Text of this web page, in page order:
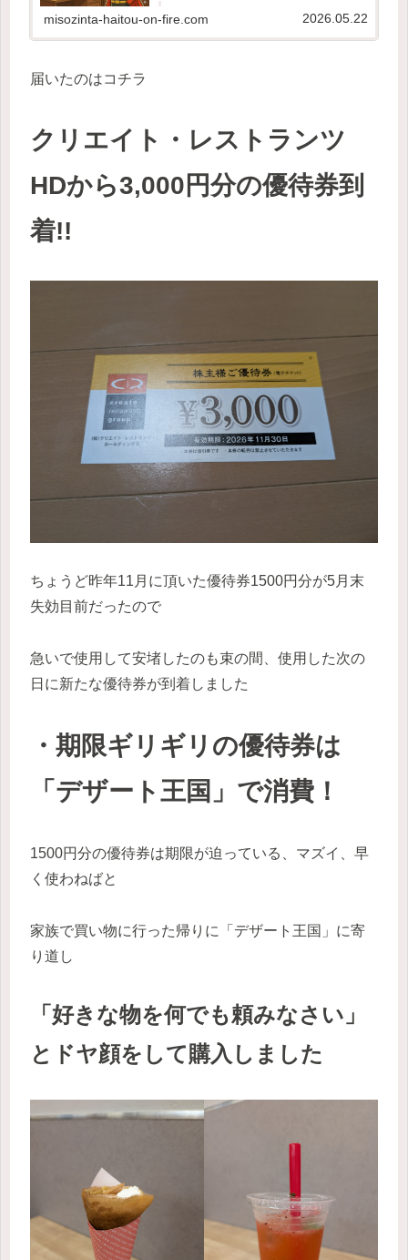
misozinta-haitou-on-fire.com 2026.05.22
届いたのはコチラ
クリエイト・レストランツ
HDから3,000円分の優待券到
着!!
ちょうど昨年11月に頂いた優待券1500円分が5月末
失効目前だったので
急いで使用して安堵したのも束の間、使用した次の
日に新たな優待券が到着しました
・期限ギリギリの優待券は
「デザート王国」で消費！
1500円分の優待券は期限が迫っている、マズイ、早
く使わねばと
家族で買い物に行った帰りに「デザート王国」に寄
り道し
「好きな物を何でも頼みなさい」
とドヤ顔をして購入しました